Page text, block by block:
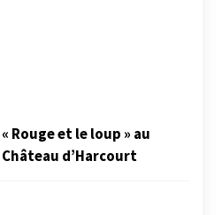
« Rouge et le loup » au
Château d’Harcourt